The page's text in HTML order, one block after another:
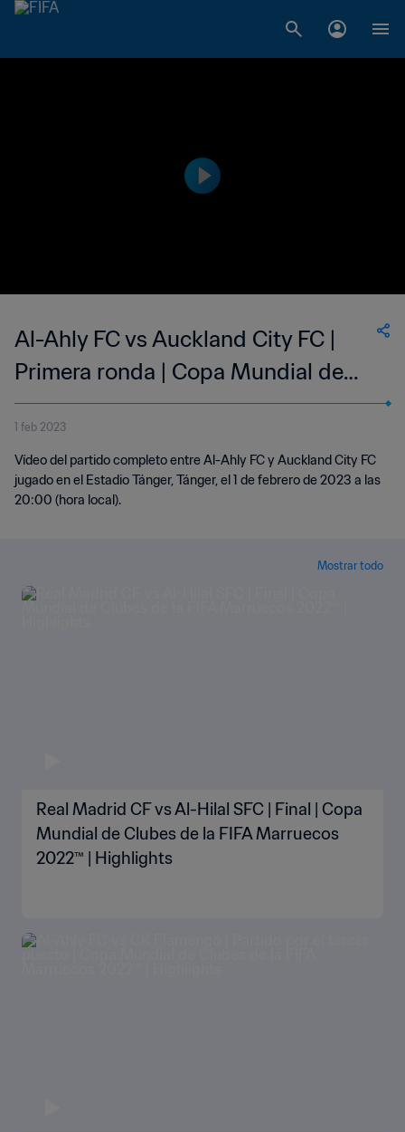
Al-Ahly FC vs Auckland City FC |
Primera ronda | Copa Mundial de
Clubes de la FIFA Marruecos 2022™
| Partido Completo
1 feb 2023
Vídeo del partido completo entre Al-Ahly FC y Auckland City FC
jugado en el Estadio Tánger, Tánger, el 1 de febrero de 2023 a las
20:00 (hora local).
Mostrar todo
Real Madrid CF vs Al-Hilal SFC | Final | Copa
Mundial de Clubes de la FIFA Marruecos
2022™ | Highlights